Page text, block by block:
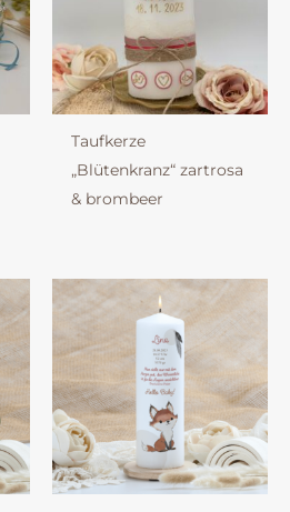
Taufkerze
„Blütenkranz“ zartrosa
& brombeer